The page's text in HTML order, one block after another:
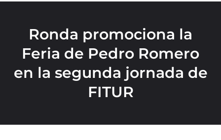
Ronda promociona la
Feria de Pedro Romero
en la segunda jornada de
FITUR